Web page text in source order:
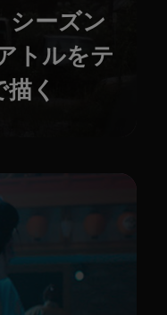
シーズン
トルをテ
く